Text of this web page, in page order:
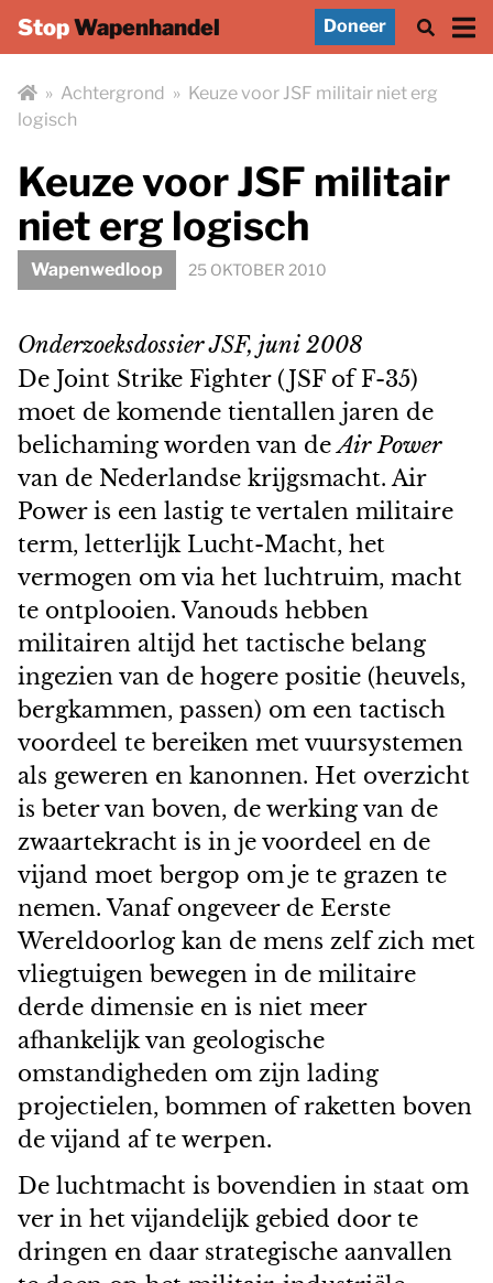
StopWapenhandel Doneer
» Achtergrond » Keuze voor JSF militair niet erg
logisch
Keuze voor JSF militair
niet erg logisch
Wapenwedloop 25 OKTOBER 2010
Onderzoeksdossier JSF, juni 2008
De Joint Strike Fighter (JSF of F-35)
moet de komende tientallen jaren de
belichaming worden van deAir Power
van de Nederlandse krijgsmacht. Air
Power is een lastig te vertalen militaire
term, letterlijk Lucht-Macht, het
vermogen om via het luchtruim, macht
te ontplooien. Vanouds hebben
militairen altijd het tactische belang
ingezien van de hogere positie (heuvels,
bergkammen, passen) om een tactisch
voordeel te bereiken met vuursystemen
als geweren en kanonnen. Het overzicht
is beter van boven, de werking van de
zwaartekracht is in je voordeel en de
vijand moet bergop om je te grazen te
nemen. Vanaf ongeveer de Eerste
Wereldoorlog kan de mens zelf zich met
vliegtuigen bewegen in de militaire
derde dimensie en is niet meer
afhankelijk van geologische
omstandigheden om zijn lading
projectielen, bommen of raketten boven
de vijand af te werpen.
De luchtmacht is bovendien in staat om
ver in het vijandelijk gebied door te
dringen en daar strategische aanvallen